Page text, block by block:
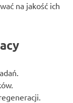
na jakość ich